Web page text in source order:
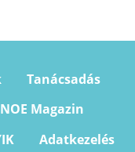
Tanácsadás
NOE Magazin
Adatkezelés